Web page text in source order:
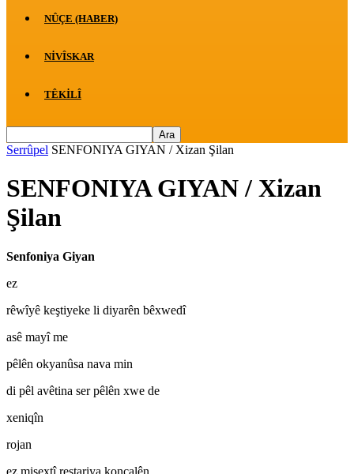
NÛÇE (HABER)
NIVÎSKAR
TÊKILÎ
Serrûpel SENFONIYA GIYAN / Xizan Şilan
SENFONIYA GIYAN / Xizan
Şilan
Senfoniya Giyan
ez
rêwîyê keştiyeke li diyarên bêxwedî
asê mayî me
pêlên okyanûsa nava min
di pêl avêtina ser pêlên xwe de
xeniqîn
rojan
ez mişextî reştariya konçalên